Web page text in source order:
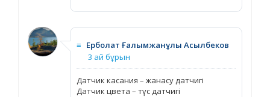
≡ Ерболат Ғалымжанұлы Асылбеков
3 ай бұрын
Датчик касания – жанасу датчигі
Датчик цвета – түс датчигі